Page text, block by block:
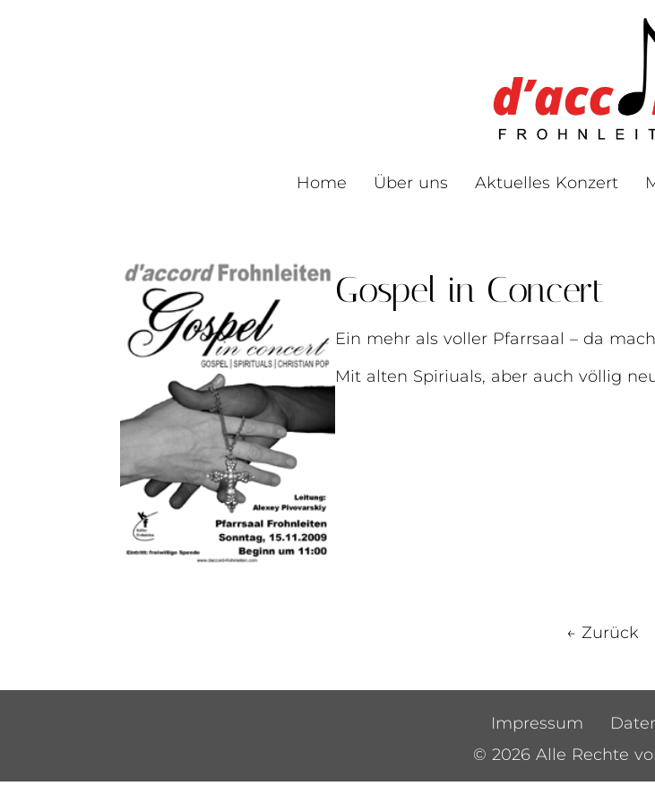
Home Über uns Aktuelles Konzert
Gospel in Concert
Ein mehr als voller Pfarrsaal – da
Mit alten Spiriuals, aber auch völlig
← Zurück
Impressum
© 2026 Alle Rechte